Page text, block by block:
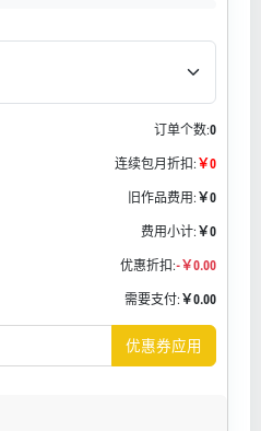
订单个数:0
连续包月折扣: ￥0
旧作品费用: ￥0
费用小计: ￥0
优惠折扣:-￥0.00
需要支付: ￥0.00
优惠券应用